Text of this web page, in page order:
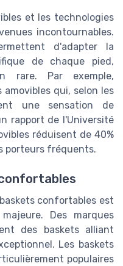
et les technologies
incontournables.
d'adapter la
de chaque pied,
rare. Par exemple,
amovibles qui, selon les
une sensation de
rapport de l'Université
réduisent de 40%
porteurs fréquents.
confortables est
Des marques
des baskets alliant
Les baskets
populaires